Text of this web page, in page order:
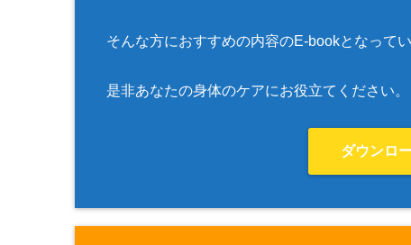
そんな方におすすめの内容のE-bookとなってい
是非あなたの身体のケアにお役立てください。
ダウンロ